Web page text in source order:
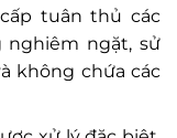
cấp tuân thủ các
nghiêm ngặt, sử
không chứa các